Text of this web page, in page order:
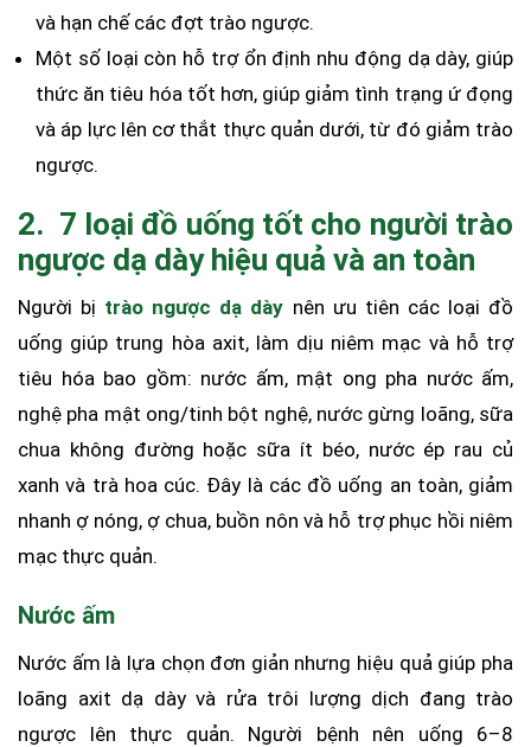
và hạn chế các đợt trào ngược.
Một số loại còn hỗ trợ ổn định nhu động dạ dày, giúp
thức ăn tiêu hóa tốt hơn, giúp giảm tình trạng ứ đọng
và áp lực lên cơ thắt thực quản dưới, từ đó giảm trào
ngược.
2. 7 loại đồ uống tốt cho người trào
ngược dạ dày hiệu quả và an toàn
Người bị trào ngược dạ dày nên ưu tiên các loại đồ
uống giúp trung hòa axit, làm dịu niêm mạc và hỗ trợ
tiêu hóa bao gồm: nước ấm, mật ong pha nước ấm,
nghệ pha mật ong/tinh bột nghệ, nước gừng loãng, sữa
chua không đường hoặc sữa ít béo, nước ép rau củ
xanh và trà hoa cúc. Đây là các đồ uống an toàn, giảm
nhanh ợ nóng, ợ chua, buồn nôn và hỗ trợ phục hồi niêm
mạc thực quản.
Nước ấm
Nước ấm là lựa chọn đơn giản nhưng hiệu quả giúp pha
loãng axit dạ dày và rửa trôi lượng dịch đang trào
ngược lên thực quản. Người bệnh nên uống 6–8